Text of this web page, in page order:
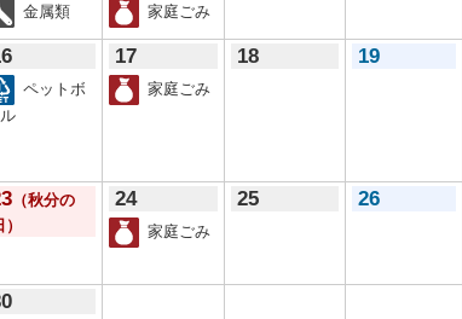
金属類 家庭ごみ
ペットボ
17
家庭ごみ
18 19
（秋分の
）
24
家庭ごみ
25 26